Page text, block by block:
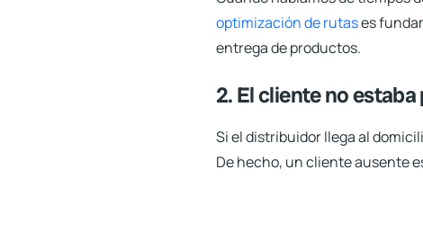
optimización de rutases
entrega de productos.
2. El cliente no
Si el distribuidor llega al
De hecho, un cliente ausente